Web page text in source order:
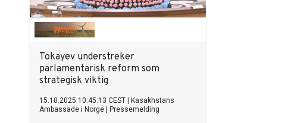
Tokayev understreker
parlamentarisk reform som
strategisk viktig
15.10.2025 10:45:13 CEST
Kasakhstans
Ambassade i Norge
Pressemelding